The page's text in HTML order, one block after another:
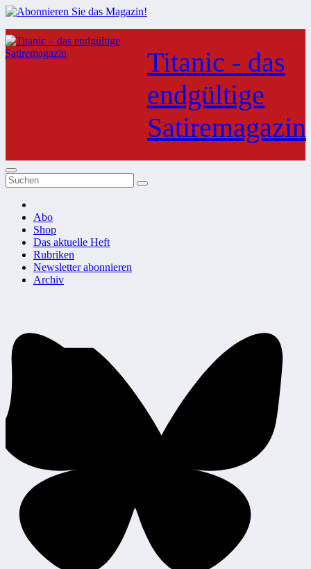
Zum
Inhalt
springen
Titanic - das
endgültige
Satiremagazin
Abo
Shop
Das aktuelle Heft
Rubriken
Newsletter abonnieren
Archiv